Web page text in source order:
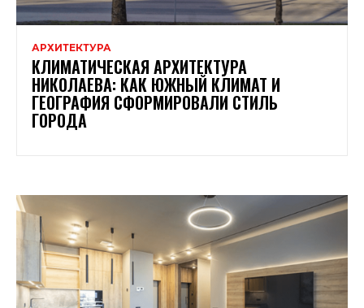
АРХИТЕКТУРА
КЛИМАТИЧЕСКАЯ АРХИТЕКТУРА
НИКОЛАЕВА: КАК ЮЖНЫЙ КЛИМАТ И
ГЕОГРАФИЯ СФОРМИРОВАЛИ СТИЛЬ
ГОРОДА